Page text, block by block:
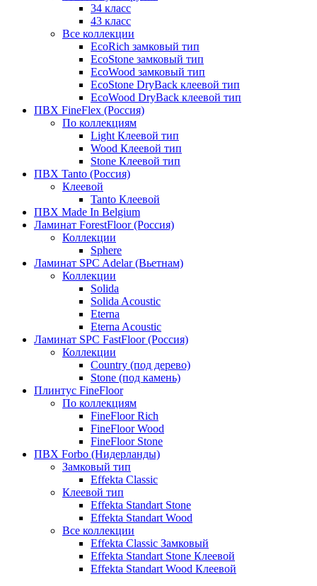
34 класс
43 класс
Все коллекции
EcoRich замковый тип
EcoStone замковый тип
EcoWood замковый тип
EcoStone DryBack клеевой тип
EcoWood DryBack клеевой тип
ПВХ FineFlex (Россия)
По коллекциям
Light Клеевой тип
Wood Клеевой тип
Stone Клеевой тип
ПВХ Tanto (Россия)
Клеевой
Tanto Клеевой
ПВХ Made In Belgium
Ламинат ForestFloor (Россия)
Коллекции
Sphere
Ламинат SPC Adelar (Вьетнам)
Коллекции
Solida
Solida Acoustic
Eterna
Eterna Acoustic
Ламинат SPC FastFloor (Россия)
Коллекции
Country (под дерево)
Stone (под камень)
Плинтус FineFloor
По коллекциям
FineFloor Rich
FineFloor Wood
FineFloor Stone
ПВХ Forbo (Нидерланды)
Замковый тип
Effekta Classic
Клеевой тип
Effekta Standart Stone
Effekta Standart Wood
Все коллекции
Effekta Classic Замковый
Effekta Standart Stone Клеевой
Effekta Standart Wood Клеевой